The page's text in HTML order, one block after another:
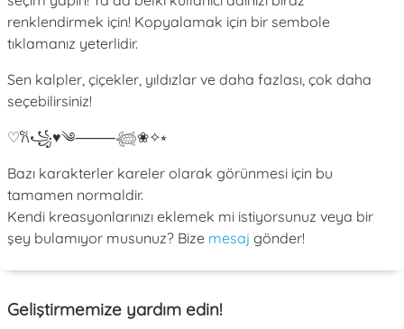
renklendirmek için! Kopyalamak için bir sembole
tıklamanız yeterlidir.
Sen kalpler, çiçekler, yıldızlar ve daha fazlası, çok daha
seçebilirsiniz!
♡𐙚꧁♥༄⸻𓆉❀✧⭒
Bazı karakterler kareler olarak görünmesi için bu
tamamen normaldir.
Kendi kreasyonlarınızı eklemek mi istiyorsunuz veya bir
şey bulamıyor musunuz? Bize mesaj gönder!
Geliştirmemize yardım edin!